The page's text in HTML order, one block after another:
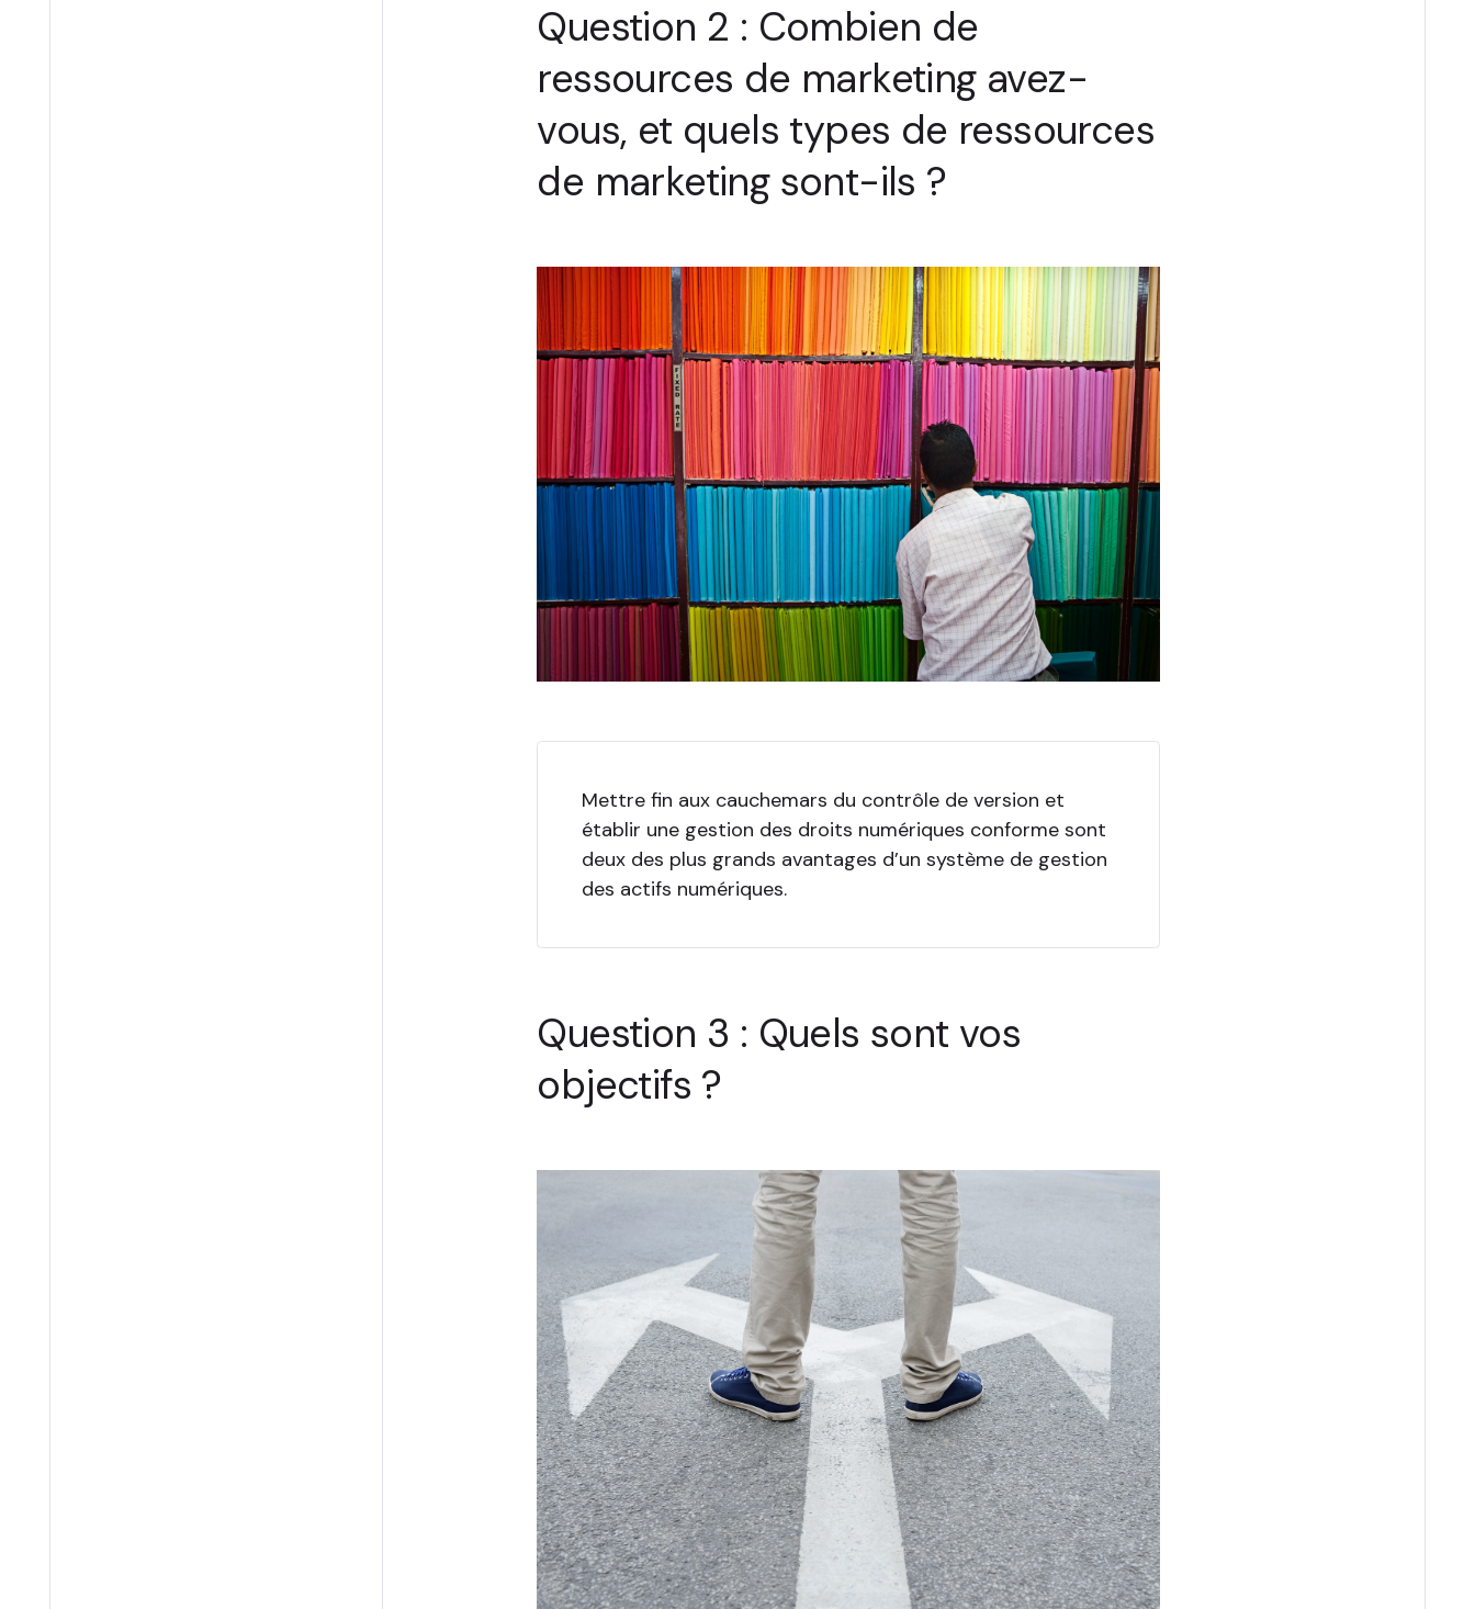
Question 2 : Combien de
ressources de marketing avez-
vous, et quels types de ressources
de marketing sont-ils ?
Mettre fin aux cauchemars du contrôle de version et
établir une gestion des droits numériques conforme sont
deux des plus grands avantages d’un système de gestion
des actifs numériques.
Question 3 : Quels sont vos
objectifs ?